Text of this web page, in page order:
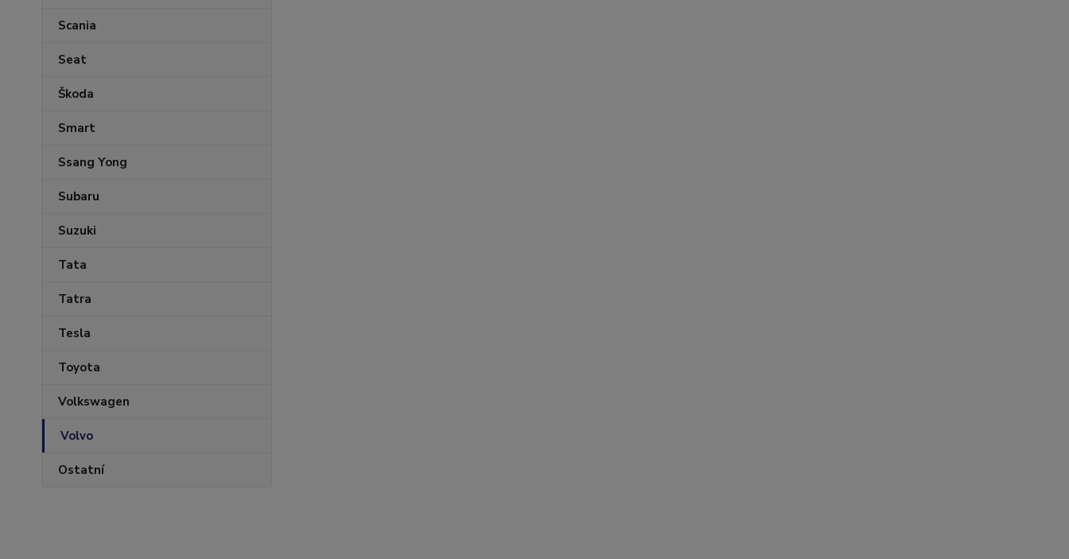
Scania
Seat
Škoda
Smart
Ssang Yong
Subaru
Suzuki
Tata
Tatra
Tesla
Toyota
Volkswagen
Volvo
Ostatní